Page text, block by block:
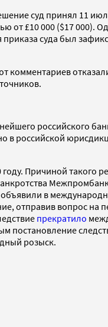
суд принял 11
от £10 000 ($17 000).
суда был
российского
российской
Причиной такого
в
отправив вопрос на
прекратило
розыск.